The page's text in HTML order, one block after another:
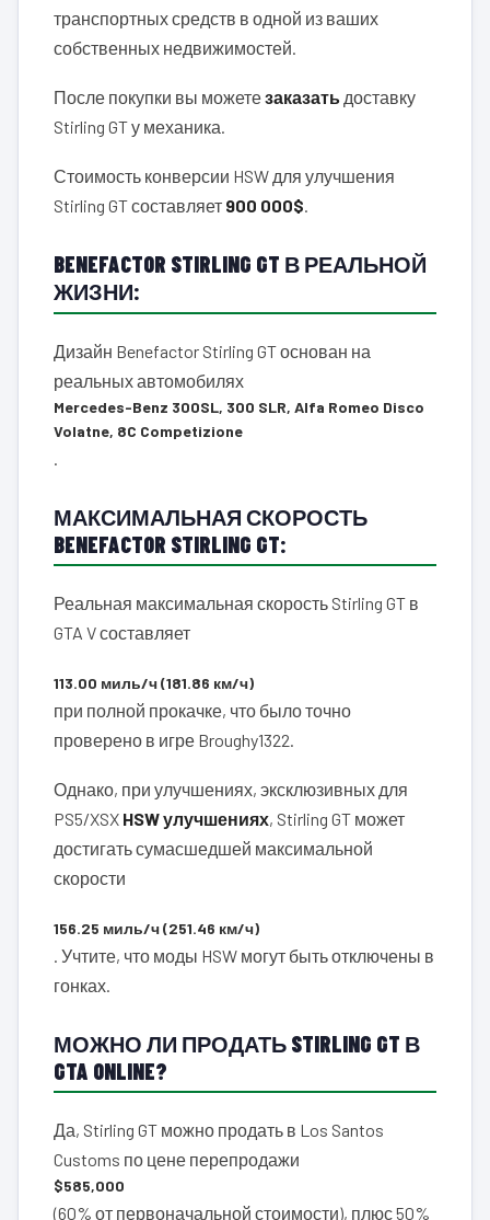
транспортных средств в одной из ваших
собственных недвижимостей.
После покупки вы можетезаказать доставку
Stirling GT у механика.
Стоимость конверсии HSW для улучшения
Stirling GT составляет 900 000$.
BENEFACTOR STIRLING GT В РЕАЛЬНОЙ
ЖИЗНИ:
Дизайн Benefactor Stirling GT основан на
реальных автомобилях
Mercedes-Benz 300SL, 300 SLR, Alfa Romeo Disco
Volatne, 8C Competizione
.
МАКСИМАЛЬНАЯ СКОРОСТЬ
BENEFACTOR STIRLING GT:
Реальная максимальная скорость Stirling GT в
GTA V составляет
113.00 миль/ч (181.86 км/ч)
при полной прокачке, что было точно
проверено в игре Broughy1322.
Однако, при улучшениях, эксклюзивных для
PS5/XSX HSW улучшениях, Stirling GT может
достигать сумасшедшей максимальной
скорости
156.25 миль/ч (251.46 км/ч)
. Учтите, что моды HSW могут быть отключены в
гонках.
МОЖНО ЛИ ПРОДАТЬ STIRLING GT В
GTA ONLINE?
Да, Stirling GT можно продать в Los Santos
Customs по цене перепродажи
$585,000
(60% от первоначальной стоимости), плюс 50%